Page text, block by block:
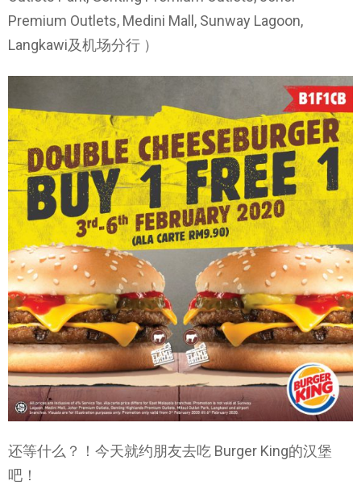
Premium Outlets, Medini Mall, Sunway Lagoon,
Langkawi及机场分行 ）
还等什么？！今天就约朋友去吃 Burger King的汉堡
吧！